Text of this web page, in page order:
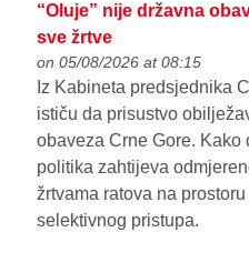
“Oluje” nije državna
sve žrtve
on 05/08/2026 at 08:15
Iz Kabineta predsjednika
ističu da prisustvo
obaveza Crne Gore.
politika zahtijeva
žrtvama ratova na
selektivnog pristupa.